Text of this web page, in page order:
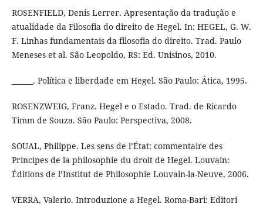
ROSENFIELD, Denis Lerrer. Apresentação da tradução e
atualidade da Filosofia do direito de Hegel. In: HEGEL, G. W.
F. Linhas fundamentais da filosofia do direito. Trad. Paulo
Meneses et al. São Leopoldo, RS: Ed. Unisinos, 2010.
______. Política e liberdade em Hegel. São Paulo: Ática, 1995.
ROSENZWEIG, Franz. Hegel e o Estado. Trad. de Ricardo
Timm de Souza. São Paulo: Perspectiva, 2008.
SOUAL, Philippe. Les sens de l’État: commentaire des
Principes de la philosophie du droit de Hegel. Louvain:
Éditions de l’Institut de Philosophie Louvain-la-Neuve, 2006.
VERRA, Valerio. Introduzione a Hegel. Roma-Bari: Editori